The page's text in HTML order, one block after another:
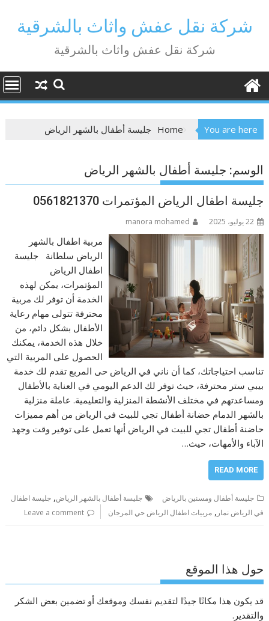
contentشركة نقل عفش واثاث بالشرقية
شركة نقل عفش واثاث بالشرقية
You are here
Home جليسة أطفال بالشهر الرياض
الوسم: جليسة أطفال بالشهر الرياض
جليسة اطفال الرياض المؤتمرات 0561821370
22 يوليو، 2025 manora mohamed
مربية اطفال بالشهر
الرياض سلطانة جليسة
اطفال الرياض
المؤتمرات، يمكن لهذه
الخدمة أن توفر لك مربية
محترفة تتولى مهام رعاية
الأطفال بشكل دائم، من
خلال هذه الخدمة، يمكنك
الحصول على المربية التي
تناسب احتياجاتك، كما أن ناني في الرياض حى المربع تقدم لك خدمة
بيبي ستر محترفة، حيث توفر لك الدعم اليومي في العناية بالأطفال
ومساعدتهم في مختلف الأنشطة المنزلية والتعليمية. عاملة منزلية
بالشهر الدمام حضانة أطفال تجي للبيت في الرياض من أهم مميزات
حاضنة أطفال تجي للبيت في الرياض أنها تعمل على توفير وقت وجهد
الآباء والأمهات، حيث…
READ MORE
جليسة أطفال ومسنين بالرياض جليسة أطفال بالشهر الرياض,جليسة اطفال
في الرياض نمار ,مربيات اطفال الرياض حي المرجان Leave a comment
حول هذا الموقع
قد يكون هذا مكانًا جيدًا لتقديم نفسك وموقعك أو تضمين بعض الشكر
والتقدير.